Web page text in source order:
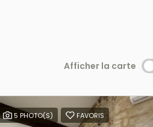
Afficher la carte
5 PHOTO(S) FAVORIS